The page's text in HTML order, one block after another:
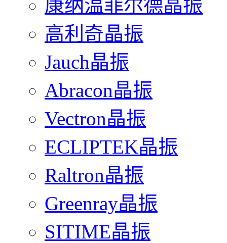
康纳温菲尔德晶振
高利奇晶振
Jauch晶振
Abracon晶振
Vectron晶振
ECLIPTEK晶振
Raltron晶振
Greenray晶振
SITIME晶振